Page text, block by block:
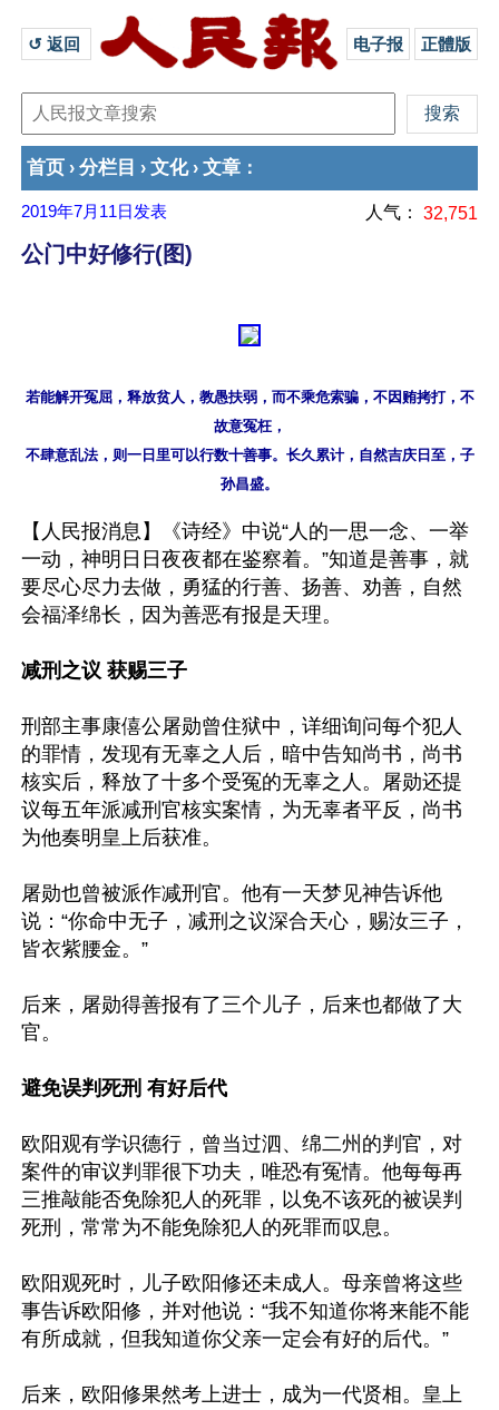
↺ 返回 电子报 正體版
首页 › 分栏目 › 文化› 文章 ：
2019年7月11日 发表 人气： 32,751
公门中好修行(图)
若能解开冤屈，释放贫人，教愚扶弱，而不乘危索骗，不因贿拷打，不
故意冤枉，
不肆意乱法，则一日里可以行数十善事。长久累计，自然吉庆日至，子
【人民报消息】《诗经》中说“人的一思一念、一举
一动，神明日日夜夜都在鉴察着。”知道是善事，就
要尽心尽力去做，勇猛的行善、扬善、劝善，自然
会福泽绵长，因为善恶有报是天理。
减刑之议 获赐三子
刑部主事康僖公屠勋曾住狱中，详细询问每个犯人
的罪情，发现有无辜之人后，暗中告知尚书，尚书
核实后，释放了十多个受冤的无辜之人。屠勋还提
议每五年派减刑官核实案情，为无辜者平反，尚书
为他奏明皇上后获准。
屠勋也曾被派作减刑官。他有一天梦见神告诉他
说：“你命中无子，减刑之议深合天心，赐汝三子，
皆衣紫腰金。”
后来，屠勋得善报有了三个儿子，后来也都做了大
官。
避免误判死刑 有好后代
欧阳观有学识德行，曾当过泗、绵二州的判官，对
案件的审议判罪很下功夫，唯恐有冤情。他每每再
三推敲能否免除犯人的死罪，以免不该死的被误判
死刑，常常为不能免除犯人的死罪而叹息。
欧阳观死时，儿子欧阳修还未成人。母亲曾将这些
事告诉欧阳修，并对他说：“我不知道你将来能不能
有所成就，但我知道你父亲一定会有好的后代。”
后来，欧阳修果然考上进士，成为一代贤相。皇上